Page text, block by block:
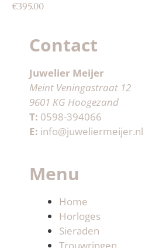
€395.00
Contact
Juwelier Meijer
Meint Veningastraat 12
9601 KG Hoogezand
T: 0598-394066
E: info@juweliermeijer.nl
Menu
Home
Horloges
Sieraden